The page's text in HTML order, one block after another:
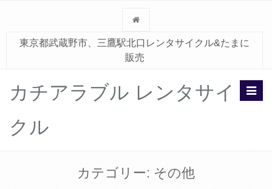
東京都武蔵野市、三鷹駅北口レンタサイクル&たまに
販売
カチアラブル レンタサイ
クル
カテゴリー: その他